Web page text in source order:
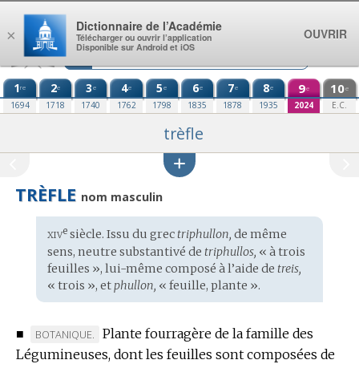
Aller au contenu
1re
1694
2e
1718
3e
1740
4e
1762
5e
1798
6e
1835
7e
1878
8e
1935
9e
2024
10e
E.C.
trèfle
TRÈFLE nom masculin
Étymologie
:
xivesiècle. Issu du grectriphullon, de même
sens, neutre substantivé de triphullos, « à trois
feuilles », lui-même composé à l’aide de treis,
« trois », etphullon, « feuille, plante ».
■
MARQUE
DE
BOTANIQUE.
Plante fourragère de la famille des
Légumineuses, dont les feuilles sont composées de
×
Dictionnaire de l’Académie
Télécharger ou ouvrir l’application
Disponible sur Android et iOS
OUVRIR